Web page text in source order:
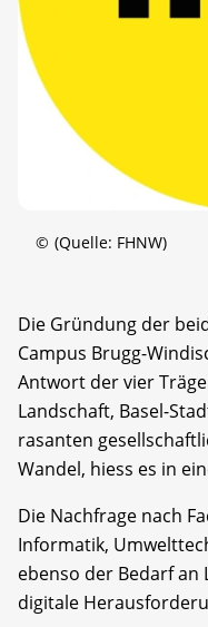
© (Quelle: FHNW)
Die Gründung der
Campus Brugg-
Antwort der vier
Landschaft, Basel-
rasanten
Wandel, hiess es in
Die Nachfrage nach
Informatik,
ebenso der Bedarf
digitale